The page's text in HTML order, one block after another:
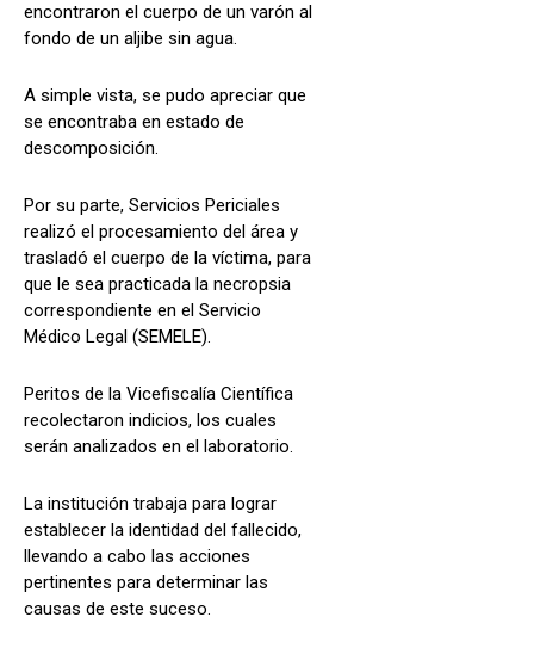
encontraron el cuerpo de un varón al
fondo de un aljibe sin agua.
A simple vista, se pudo apreciar que
se encontraba en estado de
descomposición.
Por su parte, Servicios Periciales
realizó el procesamiento del área y
trasladó el cuerpo de la víctima, para
que le sea practicada la necropsia
correspondiente en el Servicio
Médico Legal (SEMELE).
Peritos de la Vicefiscalía Científica
recolectaron indicios, los cuales
serán analizados en el laboratorio.
La institución trabaja para lograr
establecer la identidad del fallecido,
llevando a cabo las acciones
pertinentes para determinar las
causas de este suceso.